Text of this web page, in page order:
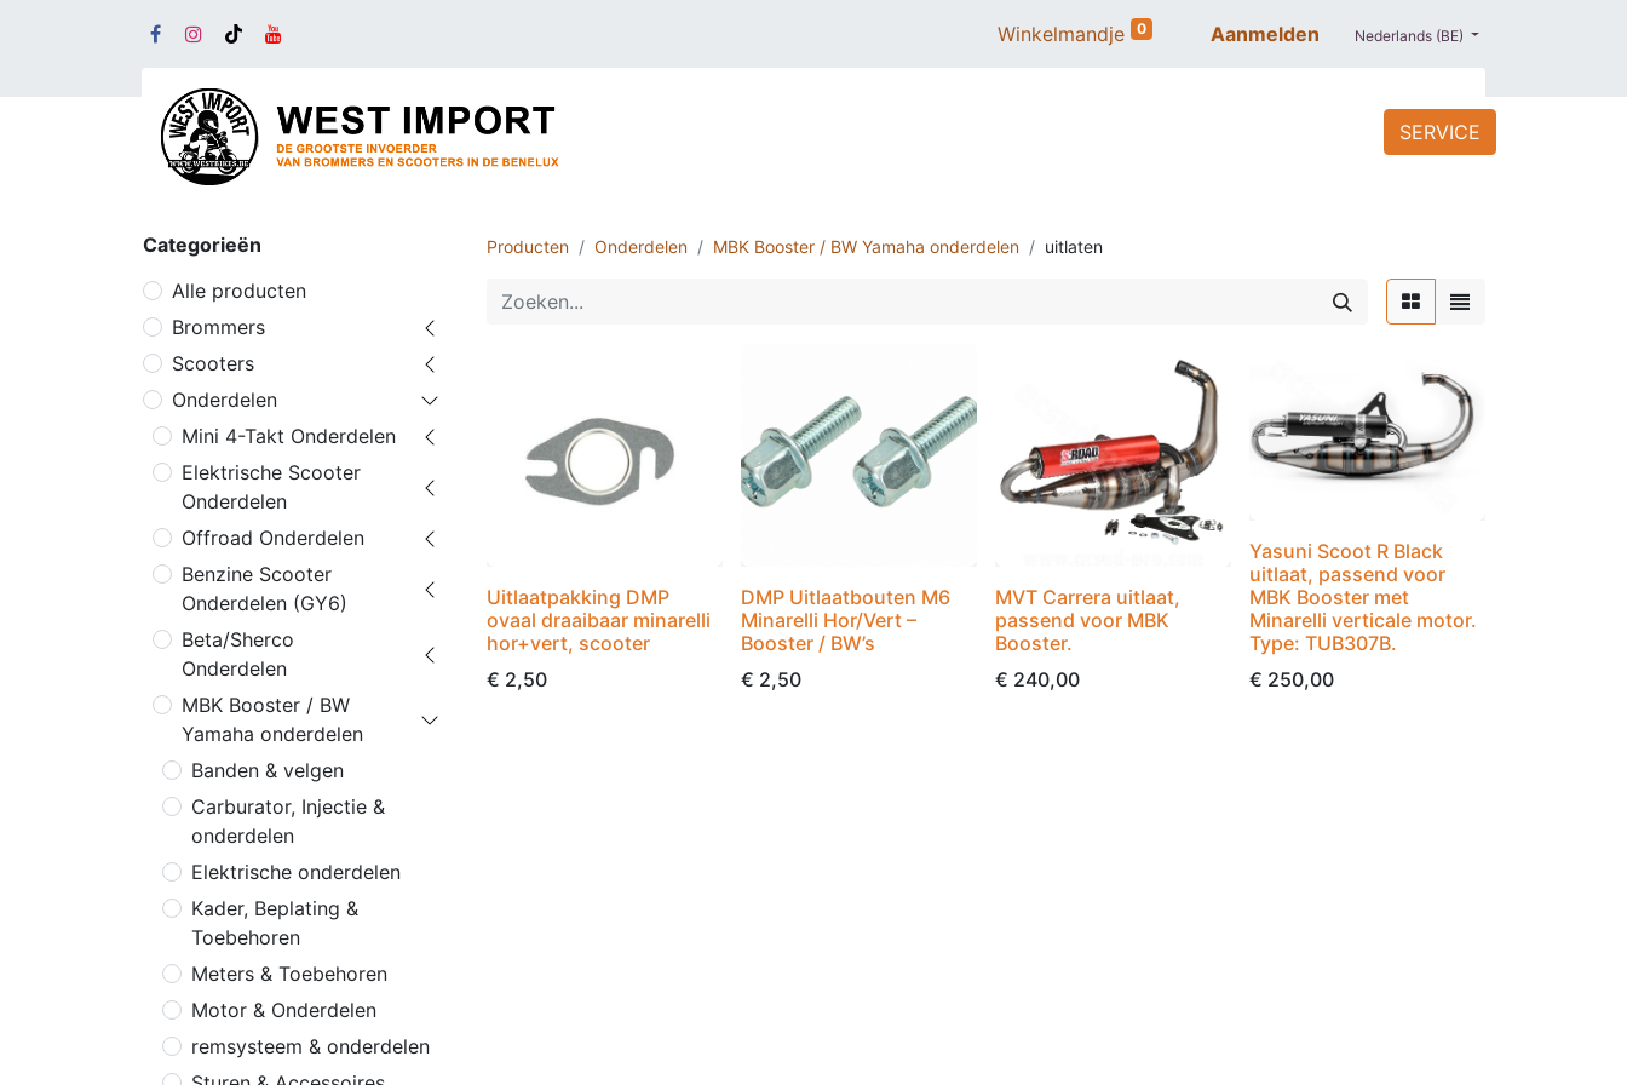
Winkelmandje 0 Aanmelden Nederlands (BE)
PROMO
SERVICE
Categorieën
Alle producten
Brommers
Scooters
Onderdelen
Mini 4-Takt Onderdelen
Elektrische Scooter
Onderdelen
Offroad Onderdelen
Benzine Scooter
Onderdelen (GY6)
Beta/Sherco
Onderdelen
MBK Booster / BW
Yamaha onderdelen
Banden & velgen
Carburator, Injectie &
onderdelen
Elektrische onderdelen
Kader, Beplating &
Toebehoren
Meters & Toebehoren
Motor & Onderdelen
remsysteem & onderdelen
Producten Onderdelen MBK Booster / BW Yamaha onderdelen uitlaten
Uitlaatpakking DMP
ovaal draaibaar minarelli
hor+vert, scooter
€ 2,50
DMP Uitlaatbouten M6
Minarelli Hor/Vert –
Booster / BW’s
€ 2,50
MVT Carrera uitlaat,
passend voor MBK
Booster.
€ 240,00
Yasuni Scoot R Black
uitlaat, passend voor
MBK Booster met
Minarelli verticale motor.
Type: TUB307B.
€ 250,00